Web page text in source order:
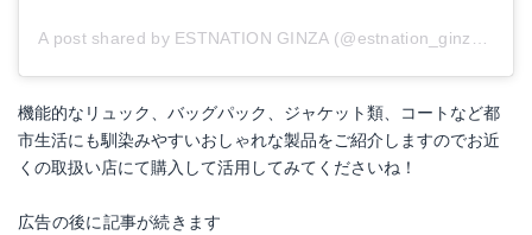
機能的なリュック、バッグパック、ジャケット類、コートなど都
市生活にも馴染みやすいおしゃれな製品をご紹介しますのでお近
くの取扱い店にて購入して活用してみてくださいね！
広告の後に記事が続きます